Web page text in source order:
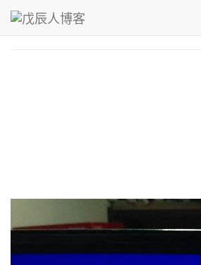
青，取之于蓝而青于蓝；冰，水为之而寒于水。
戊辰人博客 ›